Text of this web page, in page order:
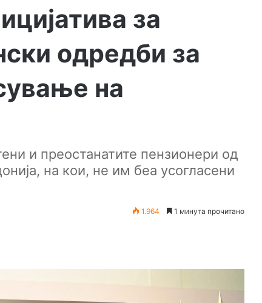
за
одредби за
на
и преостанатите пензионери од
на кои, не им беа усогласени
1.964 1 минута прочитано